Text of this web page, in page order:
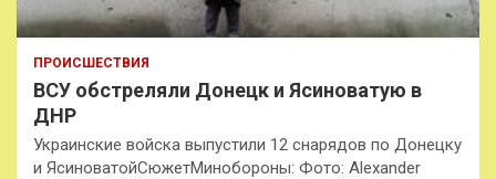
ПРОИСШЕСТВИЯ
ВСУ обстреляли Донецк и Ясиноватую в
ДНР
Украинские войска выпустили 12 снарядов по Донецку
и ЯсиноватойСюжетМинобороны: Фото: Alexander